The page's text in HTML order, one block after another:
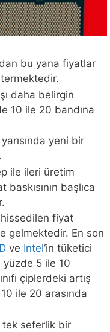
bu yana fiyatlar
daha belirgin
10 ile 20 bandına
yeni bir
ile ileri üretim
başlıca
fiyat
gelmektedir. En son
ve Intel‘in tüketici
yüzde 5 ile 10
çiplerdeki artış
ile 20 arasında
tek seferlik bir